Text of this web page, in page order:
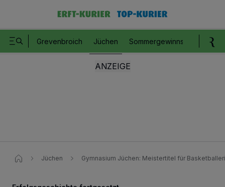
Grevenbroich Jüchen Sommergewinnspiel
Jüchen Gymnasium Jüchen: Meistertitel für